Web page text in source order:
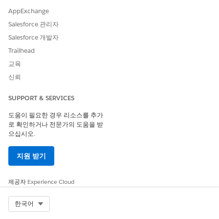
AppExchange
Salesforce 관리자
Salesforce 개발자
Trailhead
교육
신뢰
SUPPORT & SERVICES
도움이 필요한 경우 리소스를 추가
로 확인하거나 전문가의 도움을 받
으십시오.
지원 받기
제공자 Experience Cloud
한국어